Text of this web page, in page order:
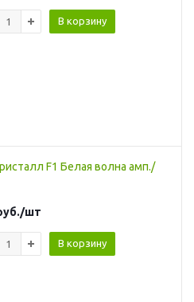
В корзину
F1 Белая волна амп./
/шт
В корзину